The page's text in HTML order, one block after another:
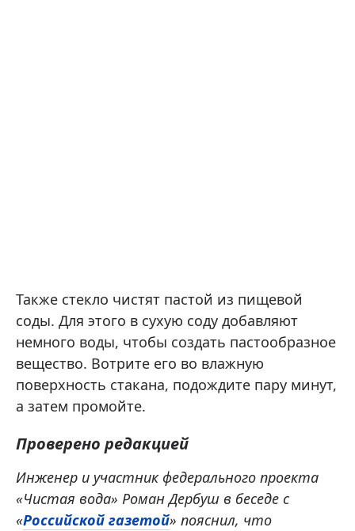
Также стекло чистят пастой из пищевой
соды. Для этого в сухую соду добавляют
немного воды, чтобы создать пастообразное
вещество. Вотрите его во влажную
поверхность стакана, подождите пару минут,
а затем промойте.
Проверено редакцией
Инженер и участник федерального проекта
«Чистая вода» Роман Дербуш в беседе с
«Российской газетой» пояснил, что